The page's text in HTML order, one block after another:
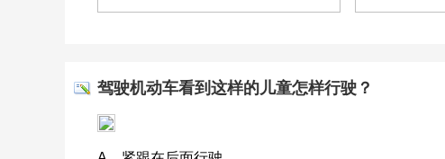
驾驶机动车看到这样的儿童怎样行驶？